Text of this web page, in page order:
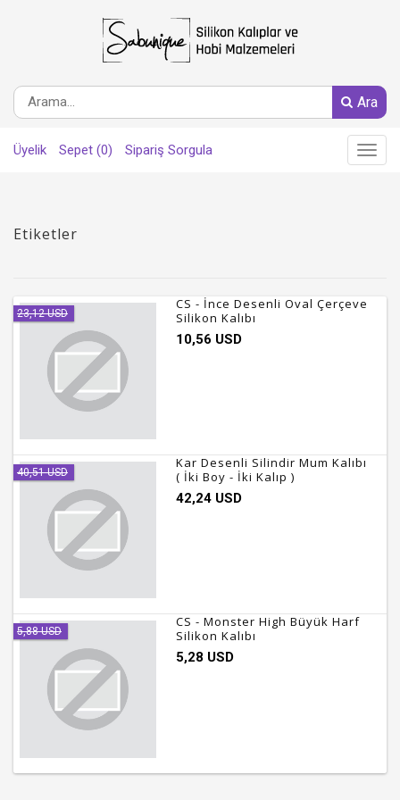
Ara
Üyelik Sepet (0) Sipariş Sorgula
Main
Menu
Etiketler
23,12 USD
CS - İnce Desenli Oval Çerçeve
Silikon Kalıbı
10,56 USD
40,51 USD
Kar Desenli Silindir Mum Kalıbı
( İki Boy - İki Kalıp )
42,24 USD
5,88 USD
CS - Monster High Büyük Harf
Silikon Kalıbı
5,28 USD